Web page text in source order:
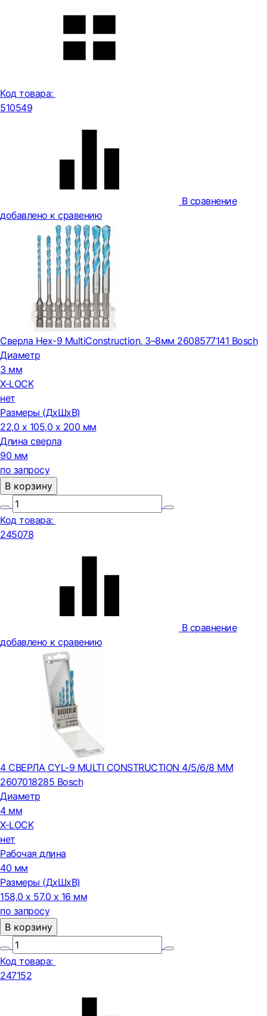
Код товара:
510549
В сравнение
добавлено к сравению
Сверла Hex-9 MultiConstruction, 3–8мм 2608577141 Bosch
Диаметр
3 мм
X-LOCK
нет
Размеры (ДxШxВ)
22,0 x 105,0 x 200 мм
Длина сверла
90 мм
по запросу
В корзину
Код товара:
245078
В сравнение
добавлено к сравению
4 СВЕРЛА CYL-9 MULTI CONSTRUCTION 4/5/6/8 ММ
2607018285 Bosch
Диаметр
4 мм
X-LOCK
нет
Рабочая длина
40 мм
Размеры (ДxШxВ)
158,0 x 57,0 x 16 мм
по запросу
В корзину
Код товара:
247152